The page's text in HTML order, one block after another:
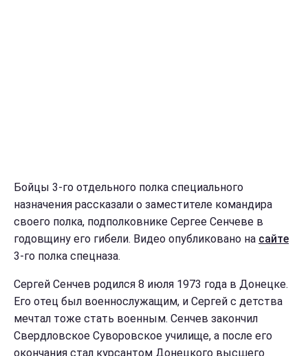
Бойцы 3-го отдельного полка специального
назначения рассказали о заместителе командира
своего полка, подполковнике Сергее Сенчеве в
годовщину его гибели. Видео опубликовано на сайте
3-го полка спецназа.
Сергей Сенчев родился 8 июля 1973 года в Донецке.
Его отец был военнослужащим, и Сергей с детства
мечтал тоже стать военным. Сенчев закончил
Свердловское Суворовское училище, а после его
окончания стал курсантом Донецкого высшего